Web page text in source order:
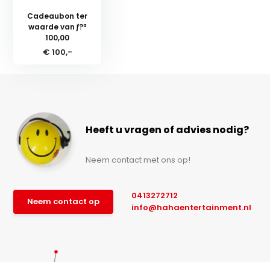
Cadeaubon ter
waarde van ƒ?ª
100,00
€ 100,-
Heeft u vragen of advies nodig?
Neem contact met ons op!
Neem contact op
0413272712
info@hahaentertainment.nl